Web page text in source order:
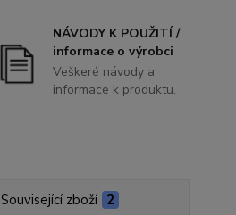
NÁVODY K POUŽITÍ /
informace o výrobci
Veškeré návody a
informace k produktu.
Související zboží 2